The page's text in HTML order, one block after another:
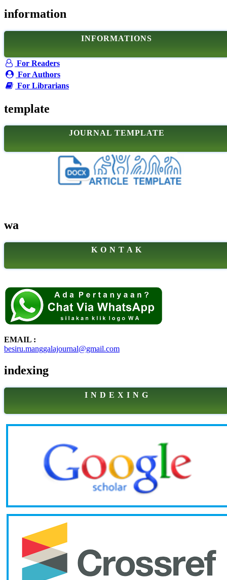
information
INFORMATIONS
For Readers
For Authors
For Librarians
template
JOURNAL TEMPLATE
wa
K O N T A K
EMAIL :
besiru.manggalajournal@gmail.com
indexing
I N D E X I N G